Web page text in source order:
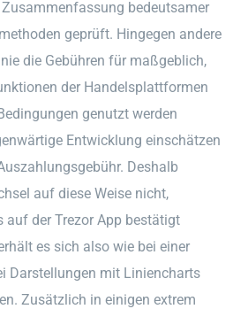
bedeutsamer
geprüft. Hingegen andere
die Gebühren für maßgeblich,
der Handelsplattformen
genutzt werden
Entwicklung einschätzen
Deshalb
auf diese Weise nicht,
auf der Trezor App bestätigt
es sich also wie bei einer
Darstellungen mit Liniencharts
Zusätzlich in einigen extrem